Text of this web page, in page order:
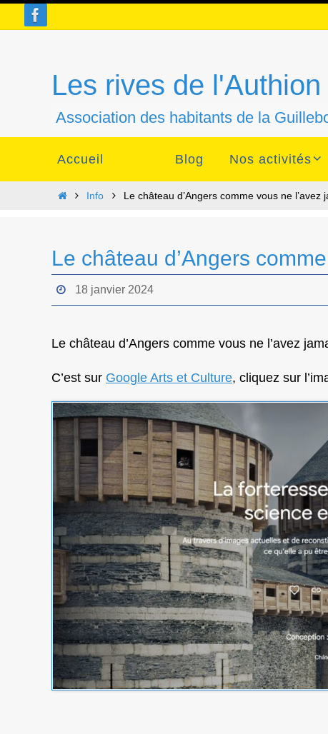
Passer
vers
Les rives de l'Authion
Association des habitants de la
Accueil Blog Nos activités
HomeInfo Le château d’Angers comme vous ne l’avez
Le château d’Angers
18 janvier 2024
Le château d’Angers comme vous ne l’avez
C’est sur Google Arts et Culture, cliquez sur